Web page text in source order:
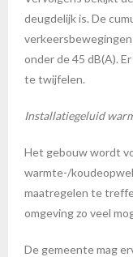
deugdelijk is. De
onder de 45 dB(A).
te twijfelen.
Installatiegeluid
Het gebouw wordt
warmte-/
maatregelen te
omgeving zo veel
De gemeente mag